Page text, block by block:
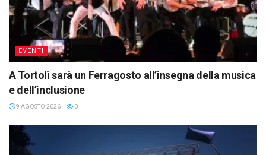
EVENTI
A Tortolì sarà un Ferragosto all’insegna della musica
e dell’inclusione
9 AGOSTO 2026 0